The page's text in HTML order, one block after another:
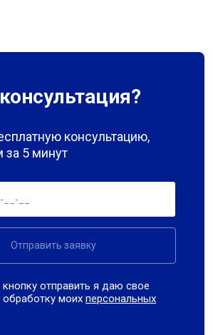
консультацию,
за 5 минут
Отправить заявку
отправить я даю свое
обработку моихперсональных